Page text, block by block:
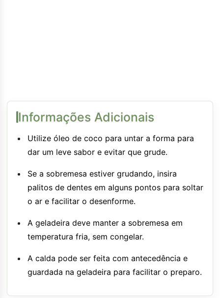
Informações Adicionais
Utilize óleo de coco para untar a forma para
dar um leve sabor e evitar que grude.
Se a sobremesa estiver grudando, insira
palitos de dentes em alguns pontos para soltar
o ar e facilitar o desenforme.
A geladeira deve manter a sobremesa em
temperatura fria, sem congelar.
A calda pode ser feita com antecedência e
guardada na geladeira para facilitar o preparo.